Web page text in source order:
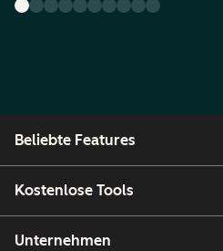
Beliebte Features
Kostenlose Tools
Unternehmen